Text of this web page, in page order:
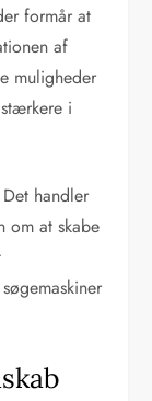
formår at
af
muligheder
i
handler
om at skabe